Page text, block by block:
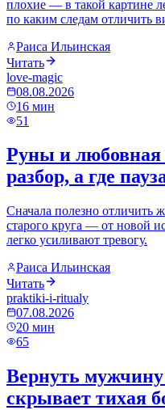
плохие — в такой картине
по каким следам отличить
Раиса Ильинская
Читать
love-magic
08.08.2026
16 мин
51
Руны и любовная
разбор, а где
Сначала полезно отличить
старого круга — от новой
легко усиливают тревогу.
Раиса Ильинская
Читать
praktiki-i-ritualy
07.08.2026
20 мин
65
Вернуть
скрывает тихая